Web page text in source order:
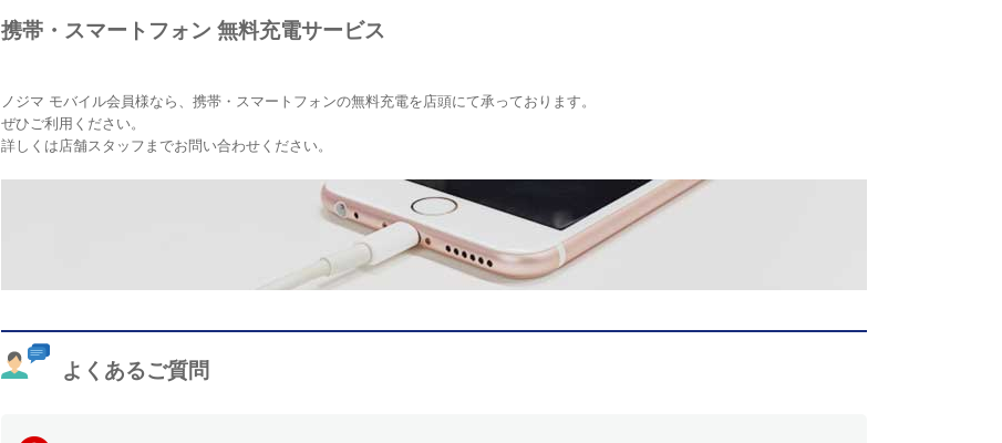
携帯・スマートフォン 無料充電サービス
ノジマ モバイル会員様なら、携帯・スマートフォンの無料充電を店頭にて承っております。
ぜひご利用ください。
詳しくは店舗スタッフまでお問い合わせください。
よくあるご質問